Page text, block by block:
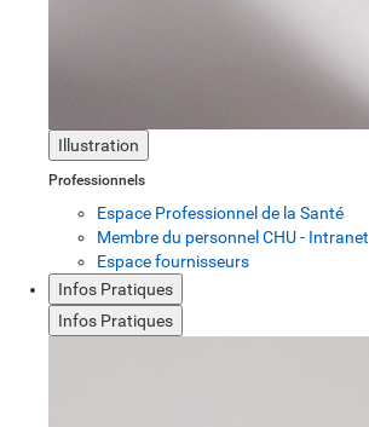
Illustration
Professionnels
Espace Professionnel de la Santé
Membre du personnel CHU - Intranet
Espace fournisseurs
Infos Pratiques
Infos Pratiques